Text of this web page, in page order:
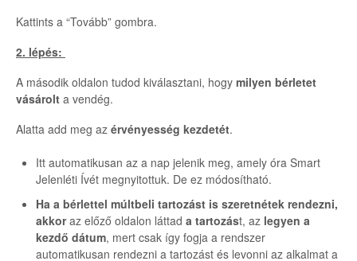
Kattints a “Tovább” gombra.
2. lépés:
A második oldalon tudod kiválasztani, hogy milyen bérletet
vásárolt a vendég.
Alatta add meg az érvényesség kezdetét.
Itt automatikusan az a nap jelenik meg, amely óra Smart
Jelenléti Ívét megnyitottuk. De ez módosítható.
Ha a bérlettel múltbeli tartozást is szeretnétek rendezni,
akkoraz előző oldalon láttad a tartozást, az legyen a
kezdő dátum, mert csak így fogja a rendszer
automatikusan rendezni a tartozást és levonni az alkalmat a